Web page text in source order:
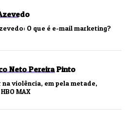
O que é e-mail marketing?
Neto Pereira Pinto
na violência, em pela metade,
MAX